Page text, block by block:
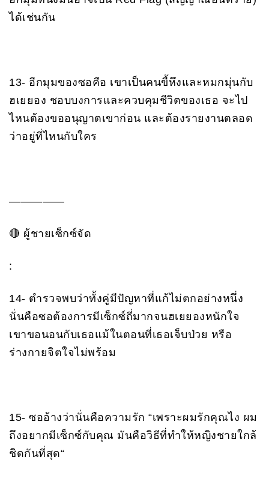
ได้เช่นกัน
13- อีกมุมของซอคือ เขาเป็นคนขี้หึงและหมกมุ่นกับ
ฮเยยอง ชอบบงการและควบคุมชีวิตของเธอ จะไป
ไหนต้องขออนุญาตเขาก่อน และต้องรายงานตลอด
ว่าอยู่ที่ไหนกับใคร
—————
🔴 ผู้ชายเซ็กซ์จัด
:
14- ตำรวจพบว่าทั้งคู่มีปัญหาที่แก้ไม่ตกอย่างหนึ่ง
นั่นคือซอต้องการมีเซ็กซ์ถี่มากจนฮเยยองหนักใจ
เขาขอนอนกับเธอแม้ในตอนที่เธอเจ็บป่วย หรือ
ร่างกายจิตใจไม่พร้อม
15- ซออ้างว่านั่นคือความรัก “เพราะผมรักคุณไง ผม
ถึงอยากมีเซ็กซ์กับคุณ มันคือวิธีที่ทำให้หญิงชายใกล้
ชิดกันที่สุด“